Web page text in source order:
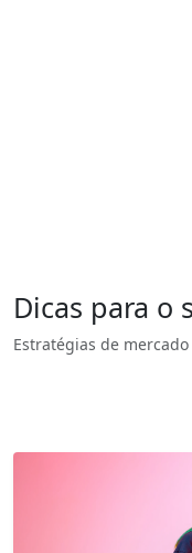
Dicas para o
Estratégias de